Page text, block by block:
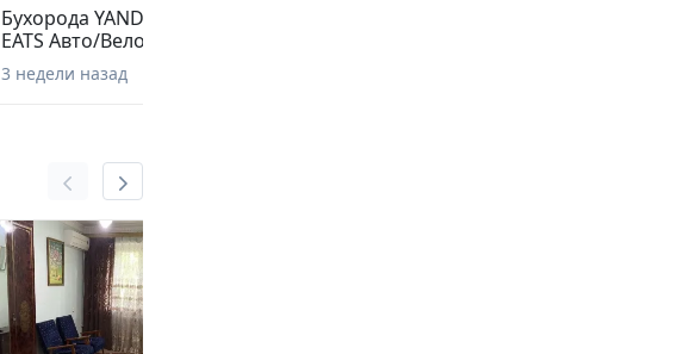
Бухорода YANDEX
EATS Авто/Вело/
Пиеда курьер
керак+...
3 недели назад